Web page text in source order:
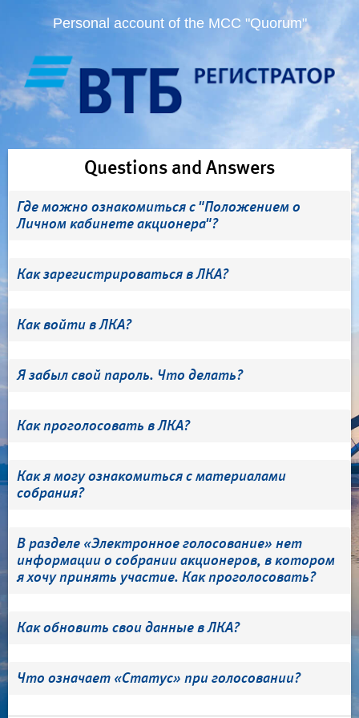
Personal account of the MCC "Quorum"
Questions and Answers
Где можно ознакомиться с "Положением о
Личном кабинете акционера"?
Как зарегистрироваться в ЛКА?
Как войти в ЛКА?
Я забыл свой пароль. Что делать?
Как проголосовать в ЛКА?
Как я могу ознакомиться с материалами
собрания?
В разделе «Электронное голосование» нет
информации о собрании акционеров, в котором
я хочу принять участие. Как проголосовать?
Как обновить свои данные в ЛКА?
Что означает «Статус» при голосовании?